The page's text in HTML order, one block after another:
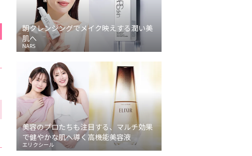
朝クレンジングでメイク映えする潤い美
肌へ
NARS
美容のプロたちも注目する、マルチ効果
で健やかな肌へ導く高機能美容液
エリクシール